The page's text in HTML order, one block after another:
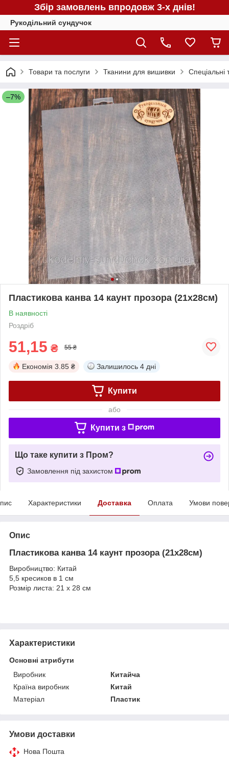
Збір замовлень впродовж 3-х днів!
Рукодільний сундучок
Товари та послуги Тканини для вишивки Спеціальні
–7%
Пластикова канва 14 каунт прозора (21х28см)
В наявності
Роздріб
51,15 ₴ 55 ₴
Економія 3.85 ₴ Залишилось 4 дні
Купити
або
Купити з
Що таке купити з Пром?
Замовлення під захистом
Характеристики Доставка Оплата Умови
Опис
Пластикова канва 14 каунт прозора (21х28см)
Виробництво: Китай
5,5 кресиков в 1 см
Розмір листа: 21 х 28 см
Характеристики
Основні атрибути
Виробник
Китайча
Країна виробник
Китай
Матеріал
Пластик
Умови доставки
Нова Пошта